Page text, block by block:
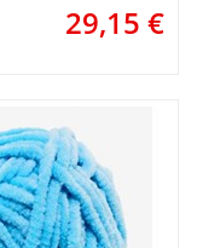
29,15 €